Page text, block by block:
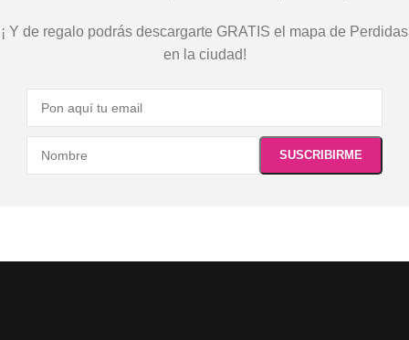
¡ Y de regalo podrás descargarte GRATIS el mapa de Perdidas
en la ciudad!